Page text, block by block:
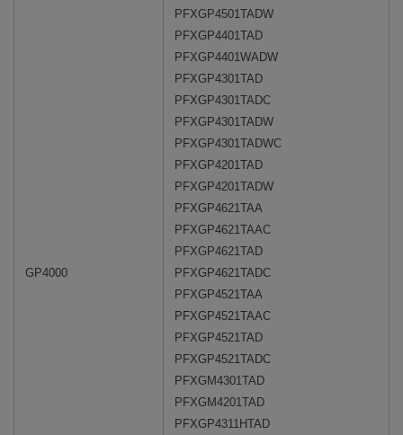
GP4000
PFXGP4501TADW
PFXGP4401TAD
PFXGP4401WADW
PFXGP4301TAD
PFXGP4301TADC
PFXGP4301TADW
PFXGP4301TADWC
PFXGP4201TAD
PFXGP4201TADW
PFXGP4621TAA
PFXGP4621TAAC
PFXGP4621TAD
PFXGP4621TADC
PFXGP4521TAA
PFXGP4521TAAC
PFXGP4521TAD
PFXGP4521TADC
PFXGM4301TAD
PFXGM4201TAD
PFXGP4311HTAD